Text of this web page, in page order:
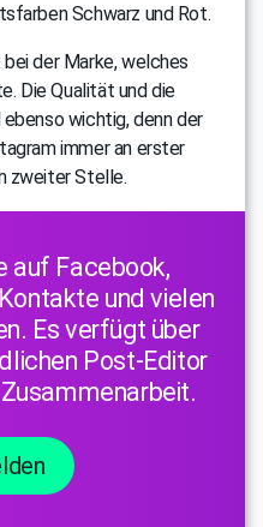
Schwarz und Rot.
der Marke, welches
Die Qualität und die
wichtig, denn der
immer an erster
zweiter Stelle.
auf Facebook,
und vielen
Es verfügt über
Post-Editor